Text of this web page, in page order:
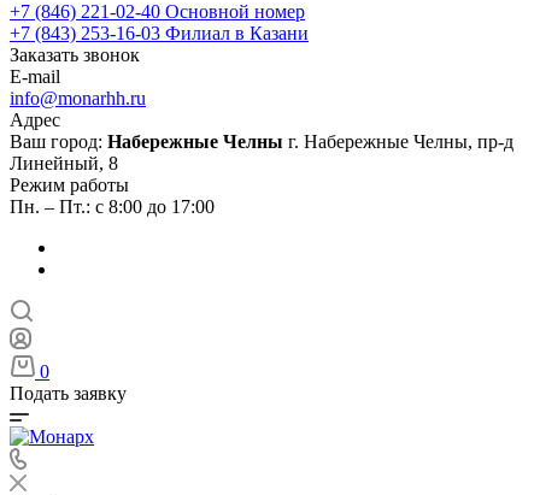
+7 (846) 221-02-40 Основной номер
+7 (843) 253-16-03 Филиал в Казани
Заказать звонок
E-mail
info@monarhh.ru
Адрес
Ваш город: Набережные Челны г. Набережные Челны, пр-д
Линейный, 8
Режим работы
Пн. – Пт.: с 8:00 до 17:00
0
Подать заявку